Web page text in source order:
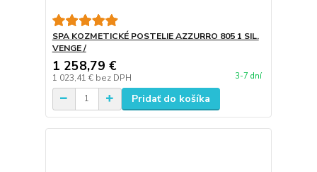
SPA KOZMETICKÉ POSTELIE AZZURRO 805 1 SIL.
VENGE /
1 258,79 €
1 023,41 € bez DPH 3-7 dní
Pridať do košíka